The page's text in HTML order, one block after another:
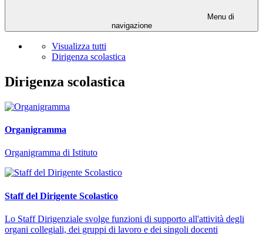
Menu di
navigazione
Visualizza tutti
Dirigenza scolastica
Dirigenza scolastica
Organigramma
Organigramma di Istituto
Staff del Dirigente Scolastico
Lo Staff Dirigenziale svolge funzioni di supporto all'attività degli
organi collegiali, dei gruppi di lavoro e dei singoli docenti